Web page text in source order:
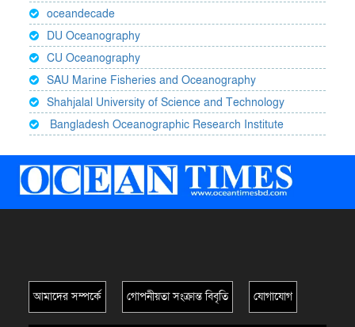
oceandecade
DU Oceanography
CU Oceanography
SAU Marine Fisheries and Oceanography
Shahjalal University of Science and Technology
Bangladesh Oceanographic Research Institute
আমাদের সম্পর্কে গোপনীয়তা সংক্রান্ত বিবৃতি যোগাযোগ